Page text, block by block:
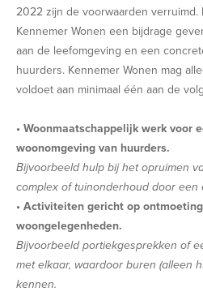
2022 zijn de voorwaarden verruimd.
Kennemer Wonen een bijdrage
aan de leefomgeving en een
huurders. Kennemer Wonen mag
voldoet aan minimaal één aan de
• Woonmaatschappelijk werk voor
woonomgeving van huurders.
Bijvoorbeeld hulp bij het opruimen
complex of tuinonderhoud door een
• Activiteiten gericht op
woongelegenheden.
Bijvoorbeeld portiekgesprekken of
met elkaar, waardoor buren (alleen
kennen.